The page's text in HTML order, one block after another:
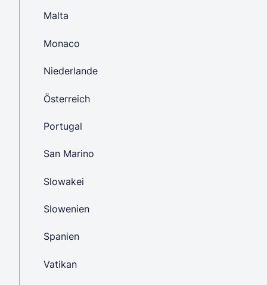
Malta
Monaco
Niederlande
Österreich
Portugal
San Marino
Slowakei
Slowenien
Spanien
Vatikan